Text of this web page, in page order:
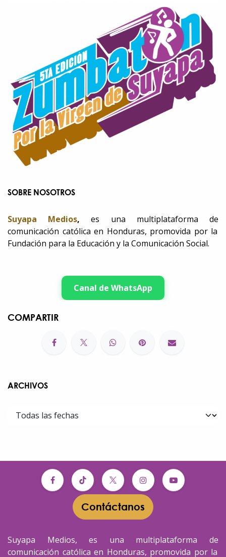
SOBRE NOSOTROS
Suyapa Medios, es una multiplataforma de
comunicación católica en Honduras, promovida por la
Fundación para la Educación y la Comunicación Social.
Canal de WhatsApp
COMPARTIR
ARCHIVOS
Contáctanos​​
Suyapa Medios, es una multiplataforma de
comunicación católica en Honduras, promovida por la